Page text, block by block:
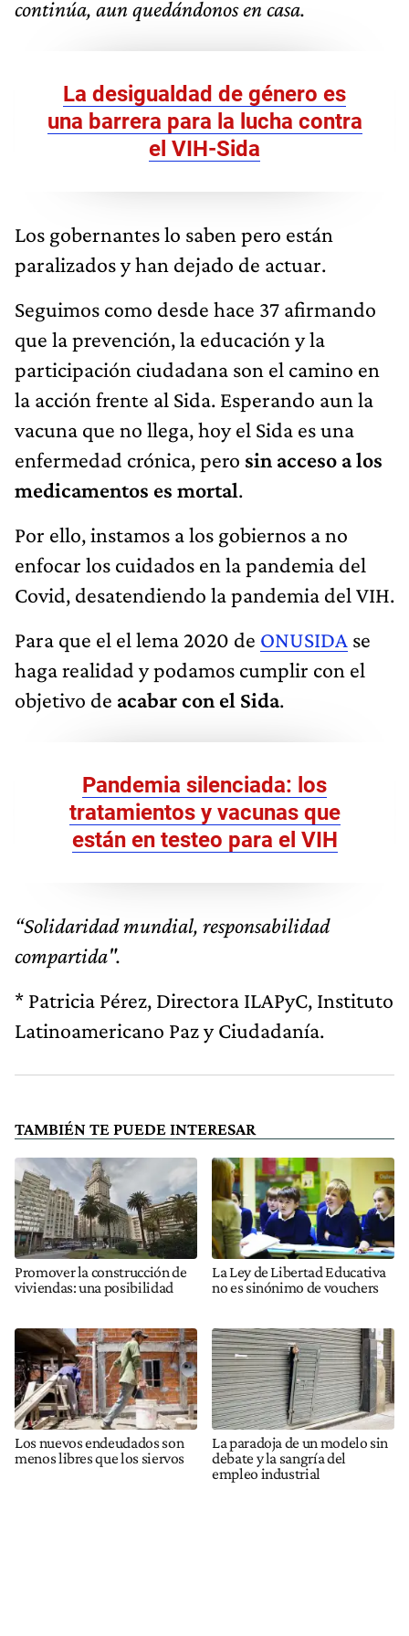
continúa, aun quedándonos en casa.
La desigualdad de género es
una barrera para la lucha contra
el VIH-Sida
Los gobernantes lo saben pero están
paralizados y han dejado de actuar.
Seguimos como desde hace 37 afirmando
que la prevención, la educación y la
participación ciudadana son el camino en
la acción frente al Sida. Esperando aun la
vacuna que no llega, hoy el Sida es una
enfermedad crónica, pero sin acceso a los
medicamentos es mortal.
Por ello, instamos a los gobiernos a no
enfocar los cuidados en la pandemia del
Covid, desatendiendo la pandemia del VIH.
Para que el el lema 2020 de ONUSIDA se
haga realidad y podamos cumplir con el
objetivo de acabar con el Sida.
Pandemia silenciada: los
tratamientos y vacunas que
están en testeo para el VIH
“Solidaridad mundial, responsabilidad
compartida".
* Patricia Pérez, Directora ILAPyC, Instituto
Latinoamericano Paz y Ciudadanía.
TAMBIÉN TE PUEDE INTERESAR
Promover la construcción de
viviendas: una posibilidad
La Ley de Libertad Educativa
no es sinónimo de vouchers
Los nuevos endeudados son
menos libres que los siervos
La paradoja de un modelo sin
debate y la sangría del
empleo industrial